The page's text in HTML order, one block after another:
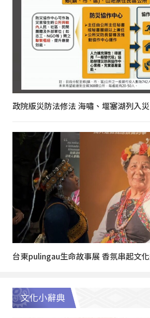
政院版災防法修法 海嘯、堰塞湖列入
台東pulingau生命故事展 香氛串起文
文化小辭典